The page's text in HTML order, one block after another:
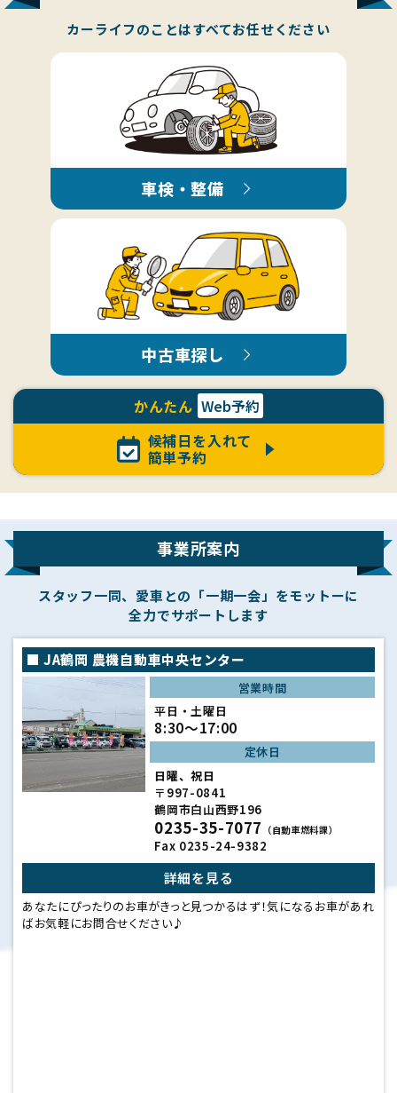
カーライフのことはすべてお任せください
車検・整備
中古車探し
かんたん Web予約
候補日を入れて
簡単予約
事業所案内
スタッフ一同、愛車との「一期一会」をモットーに
全力でサポートします
JA鶴岡 農機自動車中央センター
営業時間
平日・土曜日
8:30～17:00
定休日
日曜、祝日
〒997-0841
鶴岡市白山西野196
0235-35-7077 （自動車燃料課）
Fax 0235-24-9382
詳細を見る
あなたにぴったりのお車がきっと見つかるはず！気になるお車があれ
ばお気軽にお問合せください♪